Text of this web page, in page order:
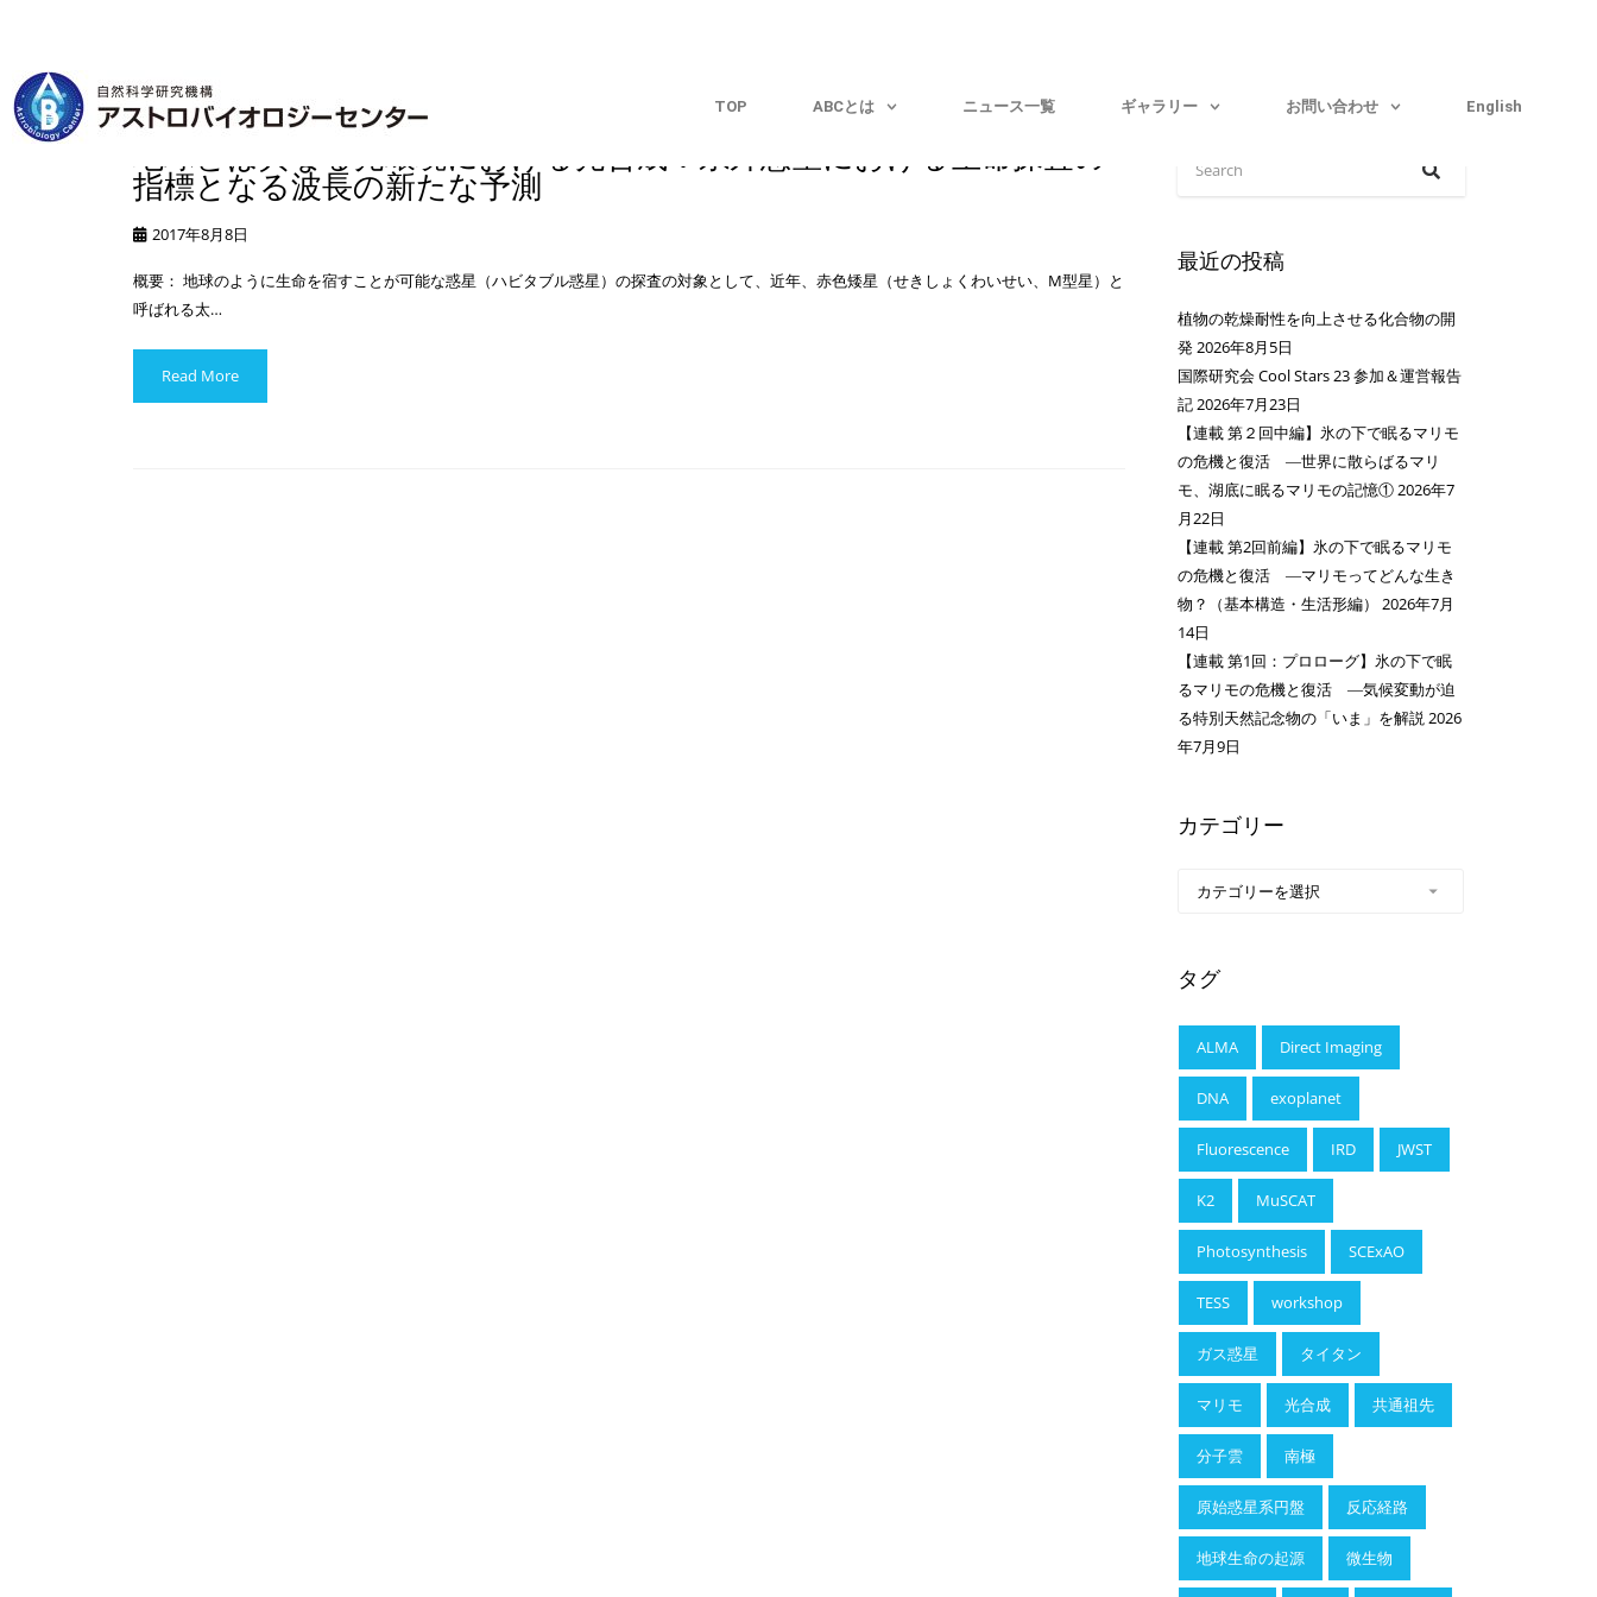
TOP ABCとは ニュース一覧 ギャラリー お問い合わせ English
地球とは異なる光環境における光合成：系外惑星における生命探査の
指標となる波長の新たな予測
2017年8月8日
概要： 地球のように生命を宿すことが可能な惑星（ハビタブル惑星）の探査の対象として、近年、赤色矮星（せきしょくわいせい、M型星）と
呼ばれる太…
Read More
最近の投稿
植物の乾燥耐性を向上させる化合物の開
発2026年8月5日
国際研究会 Cool Stars 23 参加＆運営報告
記2026年7月23日
【連載 第２回中編】氷の下で眠るマリモ
の危機と復活 ―世界に散らばるマリ
モ、湖底に眠るマリモの記憶①2026年7
月22日
【連載 第2回前編】氷の下で眠るマリモ
の危機と復活 ―マリモってどんな生き
物？（基本構造・生活形編）
2026年7月
14日
【連載 第1回：プロローグ】氷の下で眠
るマリモの危機と復活 ―気候変動が迫
る特別天然記念物の「いま」を解説2026
年7月9日
カテゴリー
タグ
ALMA Direct Imaging
DNA exoplanet
Fluorescence IRD JWST
K2 MuSCAT
Photosynthesis SCExAO
TESS workshop
ガス惑星 タイタン
マリモ 光合成 共通祖先
分子雲 南極
原始惑星系円盤 反応経路
地球生命の起源 微生物